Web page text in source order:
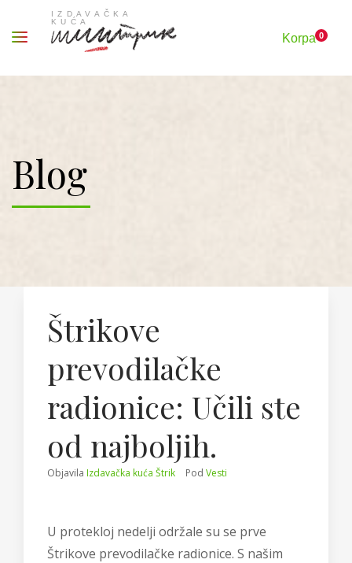
Korpa0
Blog
Štrikove
prevodilačke
radionice: Učili ste
od najboljih.
Objavila Izdavačka kuća Štrik Pod Vesti
U protekloj nedelji održale su se prve
Štrikove prevodilačke radionice. S našim